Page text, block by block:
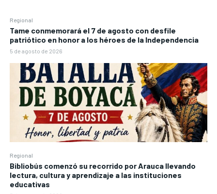
Regional
Tame conmemorará el 7 de agosto con desfile
patriótico en honor a los héroes de la Independencia
5 de agosto de 2026
Regional
Bibliobús comenzó su recorrido por Arauca llevando
lectura, cultura y aprendizaje a las instituciones
educativas